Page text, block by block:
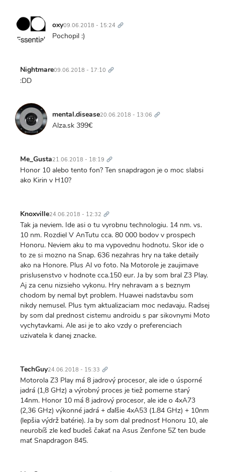
oxy09.06.2018 - 15:24 odkaz
Pochopil :)
Nightmare09.06.2018 - 17:10 odkaz
:DD
mental.disease20.06.2018 - 13:06 odkaz
Alza.sk 399€
Me_Gusta21.06.2018 - 18:19 odkaz
Honor 10 alebo tento fon? Ten snapdragon je o moc slabsi
ako Kirin v H10?
Knoxville24.06.2018 - 12:32 odkaz
Tak ja neviem. Ide asi o tu vyrobnu technologiu. 14 nm. vs.
10 nm. Rozdiel V AnTutu cca. 80 000 bodov v prospech
Honoru. Neviem aku to ma vypovednu hodnotu. Skor ide o
to ze si mozno na Snap. 636 nezahras hry na take detaily
ako na Honore. Plus Al vo foto. Na Motorole je zaujimave
prislusenstvo v hodnote cca.150 eur. Ja by som bral Z3 Play.
Aj za cenu nizsieho vykonu. Hry nehravam a s beznym
chodom by nemal byt problem. Huawei nadstavbu som
nikdy nemusel. Plus tym aktualizaciam moc nedavaju. Radsej
by som dal prednost cistemu androidu s par sikovnymi Moto
vychytavkami. Ale asi je to ako vzdy o preferenciach
uzivatela k danej znacke.
TechGuy24.06.2018 - 15:33 odkaz
Motorola Z3 Play má 8 jadrový procesor, ale ide o úsporné
jadrá (1,8 GHz) a výrobný proces je tiež pomerne starý
14nm. Honor 10 má 8 jadrový procesor, ale ide o 4xA73
(2,36 GHz) výkonné jadrá + ďaľšie 4xA53 (1.84 GHz) + 10nm
(lepšia výdrž batérie). Ja by som dal prednosť Honoru 10, ale
neurobíš zle keď budeš čakať na Asus Zenfone 5Z ten bude
mať Snapdragon 845.